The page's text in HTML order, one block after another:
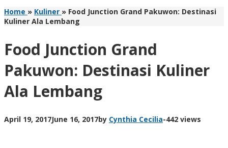
Home » Kuliner » Food Junction Grand Pakuwon: Destinasi
Kuliner Ala Lembang
Food Junction Grand
Pakuwon: Destinasi Kuliner
Ala Lembang
April 19, 2017June 16, 2017by Cynthia Cecilia-442 views